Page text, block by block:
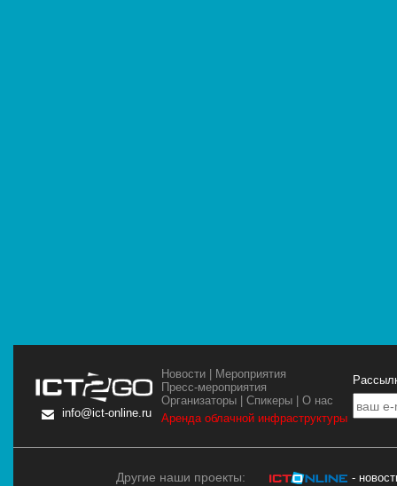
info@ict-online.ru
Новости
Мероприятия
Пресс-мероприятия
Организаторы |Спикеры |О нас
Аренда облачной инфраструктуры
Другие наши проекты: -